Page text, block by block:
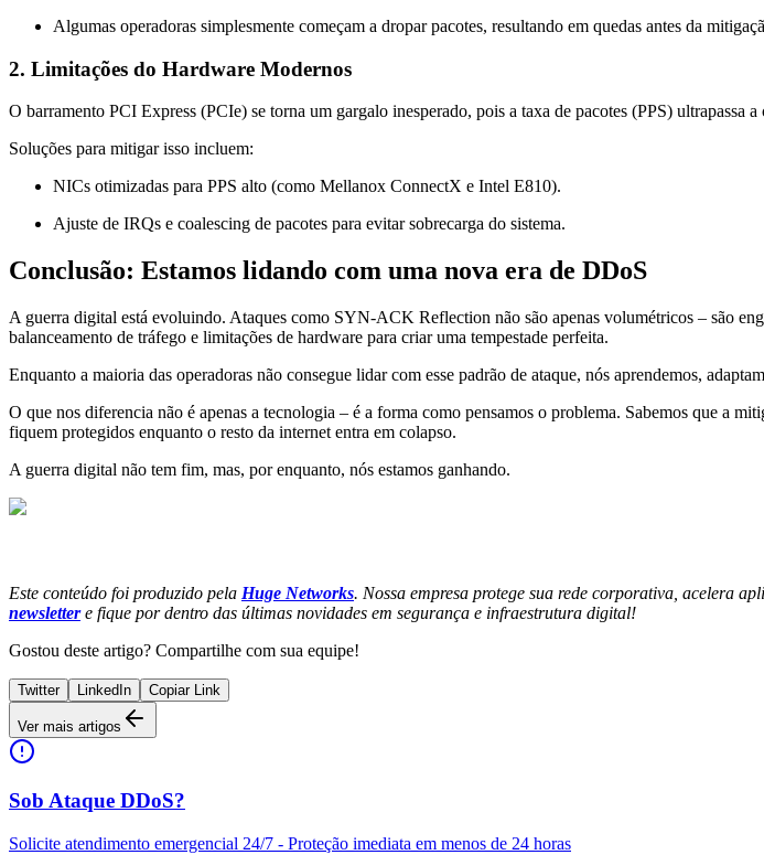
Algumas operadoras simplesmente começam a dropar pacotes, resultando em quedas antes da
2. Limitações do Hardware Modernos
O barramento PCI Express (PCIe) se torna um gargalo inesperado, pois a taxa de pacotes (PPS) ultrapassa
Soluções para mitigar isso incluem:
NICs otimizadas para PPS alto (como Mellanox ConnectX e Intel E810).
Ajuste de IRQs e coalescing de pacotes para evitar sobrecarga do sistema.
Conclusão: Estamos lidando com uma nova era de DDoS
A guerra digital está evoluindo. Ataques como SYN-ACK Reflection não são apenas volumétricos – são
balanceamento de tráfego e limitações de hardware para criar uma tempestade perfeita.
Enquanto a maioria das operadoras não consegue lidar com esse padrão de ataque, nós aprendemos,
O que nos diferencia não é apenas a tecnologia – é a forma como pensamos o problema. Sabemos que a
fiquem protegidos enquanto o resto da internet entra em colapso.
A guerra digital não tem fim, mas, por enquanto, nós estamos ganhando.
Este conteúdo foi produzido pela Huge Networks. Nossa empresa protege sua rede corporativa, acelera
newslettere fique por dentro das últimas novidades em segurança e infraestrutura digital!
Gostou deste artigo? Compartilhe com sua equipe!
Twitter LinkedIn Copiar Link
Ver mais artigos
Sob Ataque DDoS?
Solicite atendimento emergencial 24/7 - Proteção imediata em menos de 24 horas